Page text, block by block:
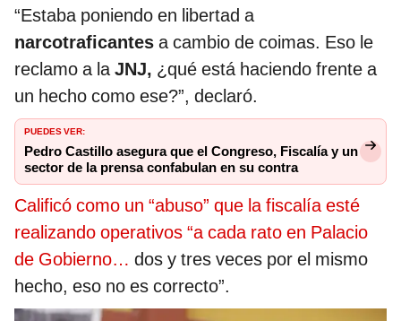
“Estaba poniendo en libertad a
narcotraficantes a cambio de coimas. Eso le
reclamo a laJNJ, ¿qué está haciendo frente a
un hecho como ese?”, declaró.
PUEDES VER:
Pedro Castillo asegura que el Congreso, Fiscalía y un
sector de la prensa confabulan en su contra
Calificó como un “abuso” que la fiscalía esté
realizando operativos “a cada rato en Palacio
de Gobierno… dos y tres veces por el mismo
hecho, eso no es correcto”.